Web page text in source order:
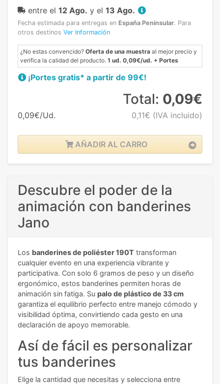
entre el 12 Ago. y el 13 Ago.
Fecha estimada para entregas en España Peninsular. Para
otros destinos Ver Información
¿No estas convencido? Oferta de una muestra al mejor precio y
verifica la calidad del producto. 1 ud. 0,09€/ud. + Portes
¡Portes gratis* a partir de 99€!
0,09€/Ud.
Total: 0,09€
0,11€ (IVA incluido)
AÑADIR AL CARRO
Descubre el poder de la
animación con banderines
Jano
Los banderines de poliéster 190T transforman
cualquier evento en una experiencia vibrante y
participativa. Con solo 6 gramos de peso y un diseño
ergonómico, estos banderines permiten horas de
animación sin fatiga. Su palo de plástico de 33 cm
garantiza el equilibrio perfecto entre manejo cómodo y
visibilidad óptima, convirtiendo cada gesto en una
declaración de apoyo memorable.
Así de fácil es personalizar
tus banderines
Elige la cantidad que necesitas y selecciona entre